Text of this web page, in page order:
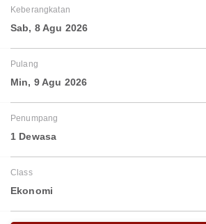
Keberangkatan
Sab, 8 Agu 2026
Pulang
Min, 9 Agu 2026
Penumpang
1 Dewasa
Class
Ekonomi